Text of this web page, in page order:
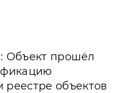
Объект прошёл
объектов